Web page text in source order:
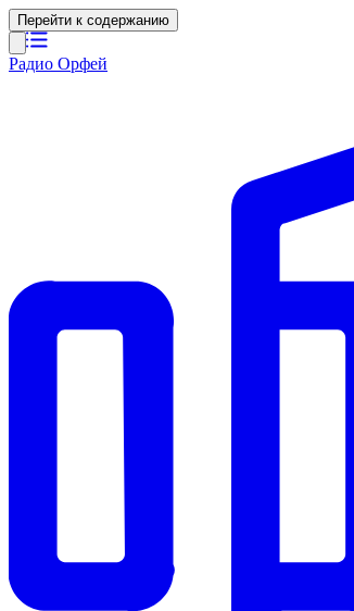
Перейти к содержанию
Радио Орфей